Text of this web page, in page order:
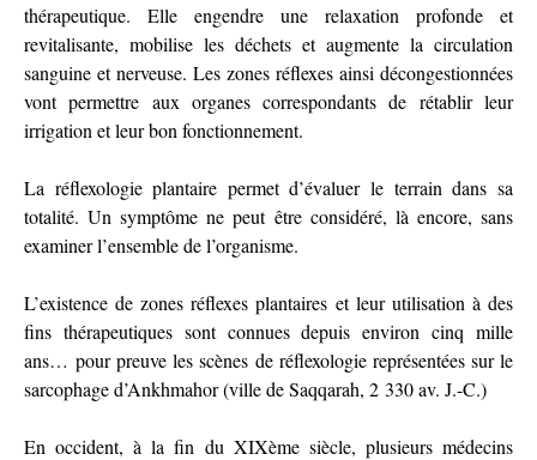
thérapeutique. Elle engendre une relaxation profonde et
revitalisante, mobilise les déchets et augmente la circulation
sanguine et nerveuse. Les zones réflexes ainsi décongestionnées
vont permettre aux organes correspondants de rétablir leur
irrigation et leur bon fonctionnement.
La réflexologie plantaire permet d’évaluer le terrain dans sa
totalité. Un symptôme ne peut être considéré, là encore, sans
examiner l’ensemble de l’organisme.
L’existence de zones réflexes plantaires et leur utilisation à des
fins thérapeutiques sont connues depuis environ cinq mille
ans… pour preuve les scènes de réflexologie représentées sur le
sarcophage d’Ankhmahor (ville de Saqqarah, 2 330 av. J.-C.)
En occident, à la fin du XIXème siècle, plusieurs médecins